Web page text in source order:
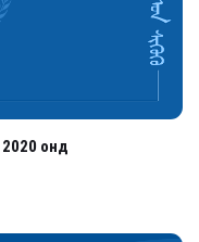
онд